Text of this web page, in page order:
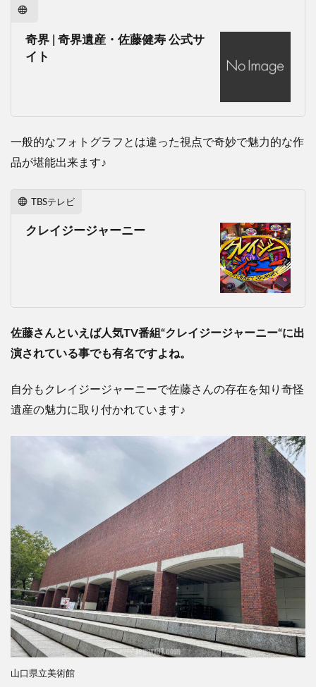
奇界 | 奇界遺産・佐藤健寿 公式サ
イト
一般的なフォトグラフとは違った視点で奇妙で魅力的な作
品が堪能出来ます♪
TBSテレビ
クレイジージャーニー
佐藤さんといえば人気TV番組“クレイジージャーニー“に出
演されている事でも有名ですよね。
自分もクレイジージャーニーで佐藤さんの存在を知り奇怪
遺産の魅力に取り付かれています♪
山口県立美術館